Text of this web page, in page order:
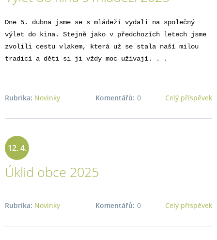
Dne 5. dubna jsme se s mládeží vydali na společný
výlet do kina. Stejně jako v předchozích letech jsme
zvolili cestu vlakem, která už se stala naší milou
tradicí a děti si ji vždy moc užívají. . .
Celý příspěvek
Rubrika: Novinky 0
Komentářů:
12. 4.
2025
Úklid obce 2025
Celý příspěvek
Rubrika: Novinky 0
Komentářů: